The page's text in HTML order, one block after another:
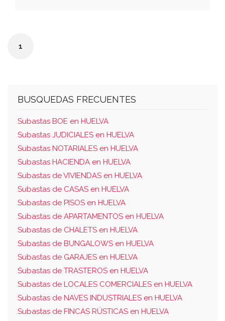
1
BUSQUEDAS FRECUENTES
Subastas BOE en HUELVA
Subastas JUDICIALES en HUELVA
Subastas NOTARIALES en HUELVA
Subastas HACIENDA en HUELVA
Subastas de VIVIENDAS en HUELVA
Subastas de CASAS en HUELVA
Subastas de PISOS en HUELVA
Subastas de APARTAMENTOS en HUELVA
Subastas de CHALETS en HUELVA
Subastas de BUNGALOWS en HUELVA
Subastas de GARAJES en HUELVA
Subastas de TRASTEROS en HUELVA
Subastas de LOCALES COMERCIALES en HUELVA
Subastas de NAVES INDUSTRIALES en HUELVA
Subastas de FINCAS RÚSTICAS en HUELVA